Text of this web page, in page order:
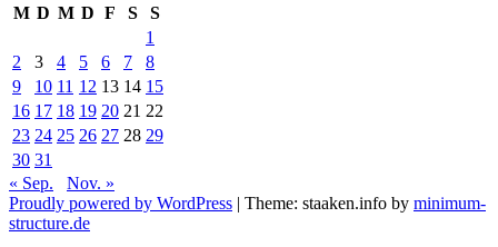
M D M D F S
S
1
2
3 4 5 6 7
8
9
10 11 12 13 14 15
16 17 18 19 20 21 22
23 24 25 26 27 28 29
30 31
« Sep.
Nov. »
Proudly powered by WordPress | Theme: staaken.info by minimum-
structure.de